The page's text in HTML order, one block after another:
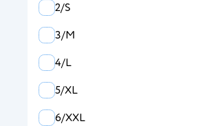
2/S
3/M
4/L
5/XL
6/XXL